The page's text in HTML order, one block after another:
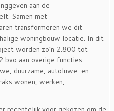
aan de
Samen met
transformeren we dit
woningbouw locatie. In dit
worden zo’n 2.800 tot
bvo aan overige functies
duurzame, autoluwe en
wonen, werken,